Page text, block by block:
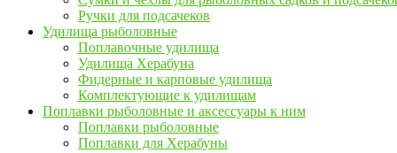
Ручки для подсачеков
Удилища рыболовные
Поплавочные удилища
Удилища Херабуна
Фидерные и карповые удилища
Комплектующие к удилищам
Поплавки рыболовные и аксессуары к ним
Поплавки рыболовные
Поплавки для Херабуны